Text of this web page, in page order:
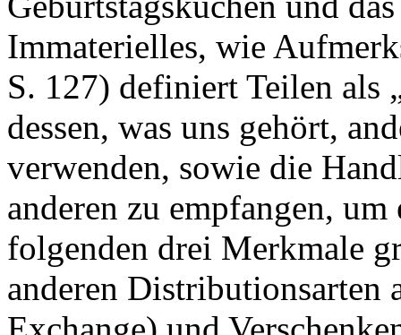
Immaterielles, wie
S. 127) definiert Teilen als
dessen, was uns gehört,
verwenden, sowie die
anderen zu empfangen,
folgenden drei Merkmale
anderen Distributionsarten